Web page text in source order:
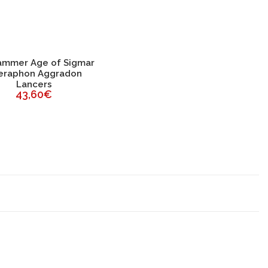
Age of Sigmar
Aggradon
Lancers
43,60€